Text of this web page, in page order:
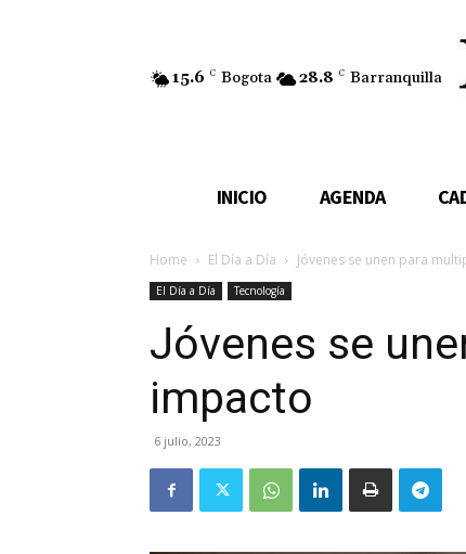
15.6 C Bogota 28.8 C Barranquilla
INICIO AGENDA
Home El Día a Día Jóvenes se unen para
El Día a Día Tecnología
Jóvenes se
impacto
6 julio, 2023